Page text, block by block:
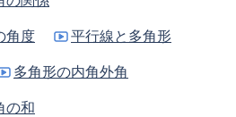
き
角度 平行線と多角形
多角形の内角外角
の和